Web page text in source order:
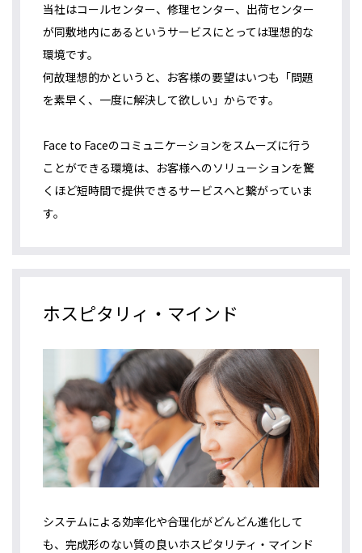
当社はコールセンター、修理センター、出荷センター
が同敷地内にあるというサービスにとっては理想的な
環境です。
何故理想的かというと、お客様の要望はいつも「問題
を素早く、一度に解決して欲しい」からです。
Face to Faceのコミュニケーションをスムーズに行う
ことができる環境は、お客様へのソリューションを驚
くほど短時間で提供できるサービスへと繋がっていま
す。
ホスピタリィ・マインド
システムによる効率化や合理化がどんどん進化して
も、完成形のない質の良いホスピタリティ・マインド